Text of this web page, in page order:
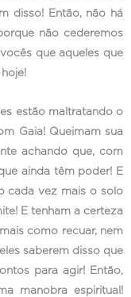
disso! Então, não há
não cederemos
que aqueles que
estão maltratando o
Gaia! Queimam sua
achando que, com
ainda têm poder! E
cada vez mais o solo
E tenham a certeza
como recuar, nem
saberem disso que
para agir! Então,
manobra espiritual!